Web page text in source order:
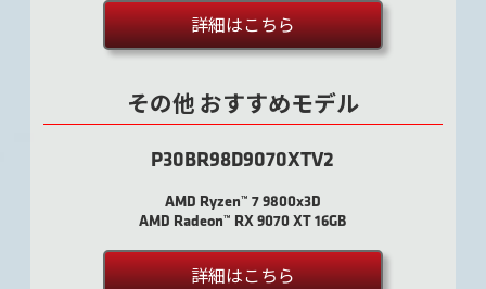
詳細はこちら
その他 おすすめモデル
P30BR98D9070XTV2
AMD Ryzen™ 7 9800x3D
AMD Radeon™ RX 9070 XT 16GB
詳細はこちら